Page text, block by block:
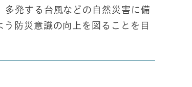
発する台風などの自然災害に備
防災意識の向上を図ることを目